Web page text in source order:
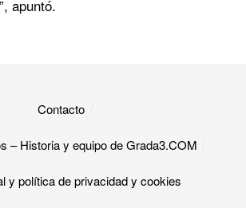
apuntó.
Contacto
– Historia y equipo de Grada3.COM
y política de privacidad y cookies​